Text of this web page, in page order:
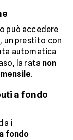
può accedere
, un prestito con
automatica
la rata non
.
a fondo
i
fondo